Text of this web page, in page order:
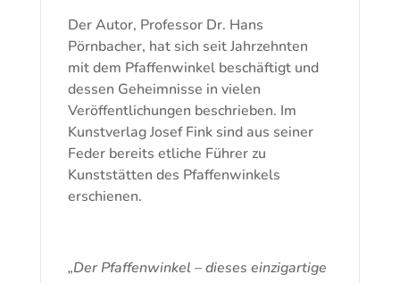
Der Autor, Professor Dr. Hans
Pörnbacher, hat sich seit Jahrzehnten
mit dem Pfaffenwinkel beschäftigt und
dessen Geheimnisse in vielen
Veröffentlichungen beschrieben. Im
Kunstverlag Josef Fink sind aus seiner
Feder bereits etliche Führer zu
Kunststätten des Pfaffenwinkels
erschienen.
„Der Pfaffenwinkel – dieses einzigartige